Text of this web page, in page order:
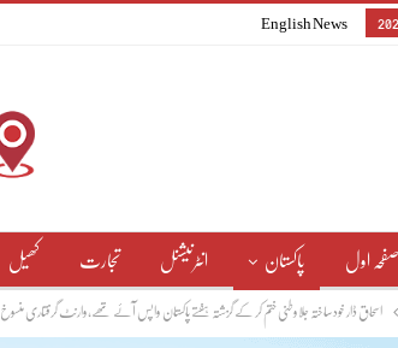
English News
صفحہ اول پاکستان انٹرنیشنل تجارت کھیل
اسحاق ڈار خودساختہ جلاوطنی ختم کر کے گزشتہ ہفتے پاکستان واپس آئے تھے،وارنٹ گرفتاری منسوخ